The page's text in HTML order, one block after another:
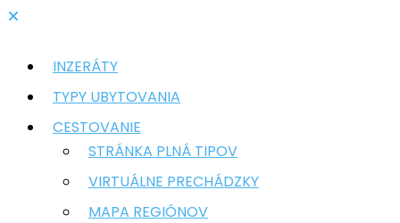
INZERÁTY
TYPY UBYTOVANIA
CESTOVANIE
STRÁNKA PLNÁ TIPOV
VIRTUÁLNE PRECHÁDZKY
MAPA REGIÓNOV